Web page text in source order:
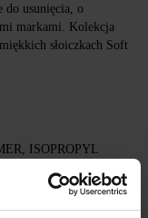
do usunięcia, o
markami. Kolekcja
słoiczkach Soft
ISOPROPYL
BIS-